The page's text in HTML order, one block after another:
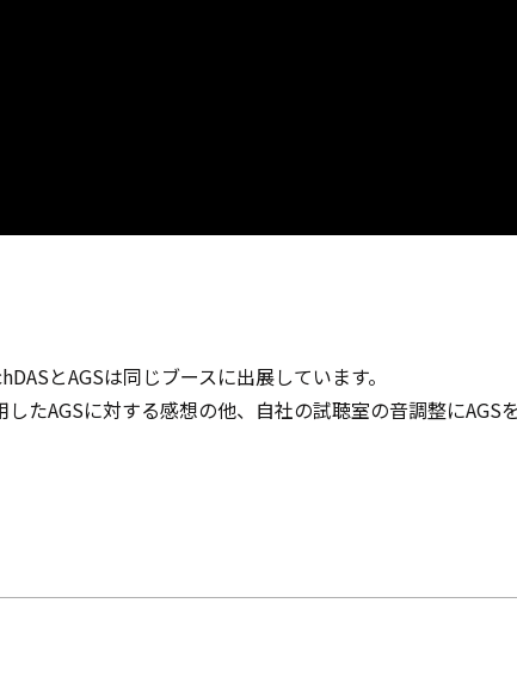
とAGSは同じブースに出展しています。
たAGSに対する感想の他、自社の試聴室の音調整にAGS